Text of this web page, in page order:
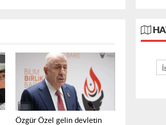
Özgür Özel gelin devletin